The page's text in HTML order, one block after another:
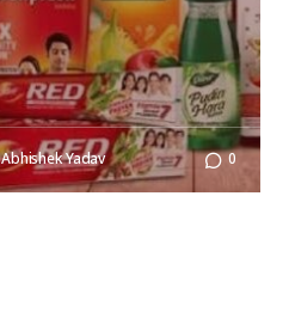
Abhishek Yadav 0